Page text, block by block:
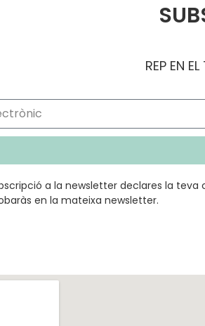
REP EN
a la newsletter declares la
en la mateixa newsletter.